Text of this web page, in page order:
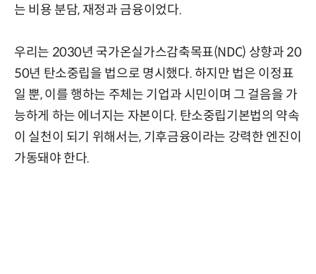
는 비용 분담, 재정과 금융이었다.
우리는 2030년 국가온실가스감축목표(NDC) 상향과 20
50년 탄소중립을 법으로 명시했다. 하지만 법은 이정표
일 뿐, 이를 행하는 주체는 기업과 시민이며 그 걸음을 가
능하게 하는 에너지는 자본이다. 탄소중립기본법의 약속
이 실천이 되기 위해서는, 기후금융이라는 강력한 엔진이
가동돼야 한다.